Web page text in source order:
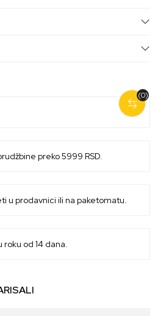
(0)
preko 5999 RSD.
u prodavnici ili na paketomatu.
od 14 dana.